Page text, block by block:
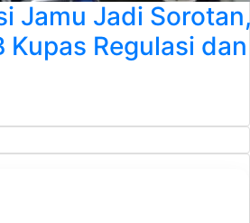
Jamu Jadi
Kupas Regulasi